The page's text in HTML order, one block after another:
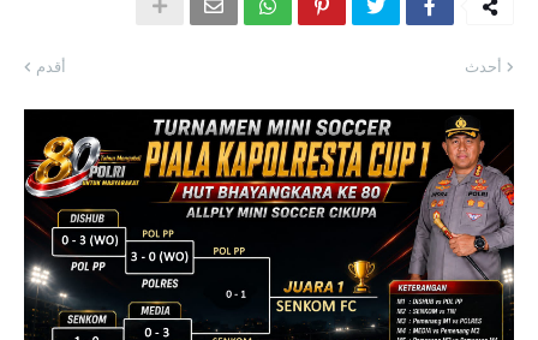
أحدث أقدم